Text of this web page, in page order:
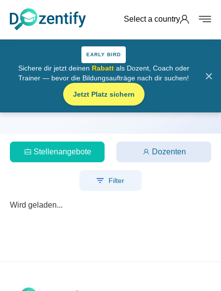
EARLY BIRD
Sichere dir jetzt deinen Rabattals Dozent, Coach oder
Trainer — bevor die Bildungsaufträge nach dir suchen!
Jetzt Platz sichern
×
Select a country
Stellenangebote
Startseite Stellenangebote
Stellenangebote Dozenten
Filter
Wird geladen...